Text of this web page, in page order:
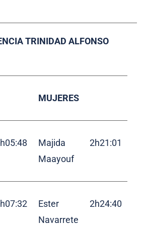
TRINIDAD ALFONSO
MUJERES
Majida
Maayouf
2h21:01
Ester
Navarrete
2h24:40